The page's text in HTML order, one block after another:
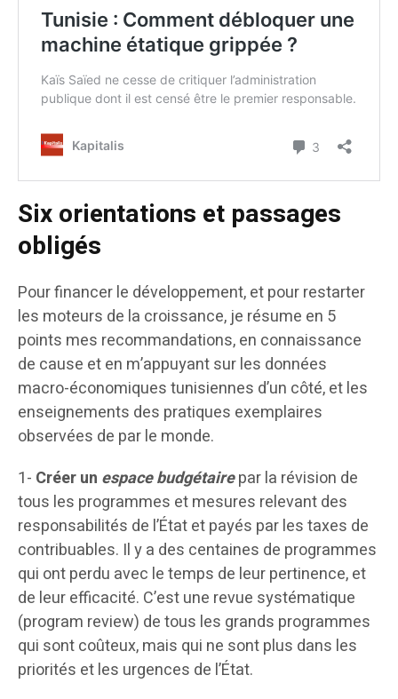
Six orientations et passages
obligés
Pour financer le développement, et pour restarter
les moteurs de la croissance, je résume en 5
points mes recommandations, en connaissance
de cause et en m’appuyant sur les données
macro-économiques tunisiennes d’un côté, et les
enseignements des pratiques exemplaires
observées de par le monde.
1- Créer un espace budgétairepar la révision de
tous les programmes et mesures relevant des
responsabilités de l’État et payés par les taxes de
contribuables. Il y a des centaines de programmes
qui ont perdu avec le temps de leur pertinence, et
de leur efficacité. C’est une revue systématique
(program review) de tous les grands programmes
qui sont coûteux, mais qui ne sont plus dans les
priorités et les urgences de l’État.